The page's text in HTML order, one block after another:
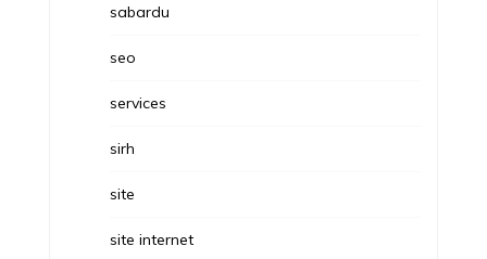
sabardu
seo
services
sirh
site
site internet